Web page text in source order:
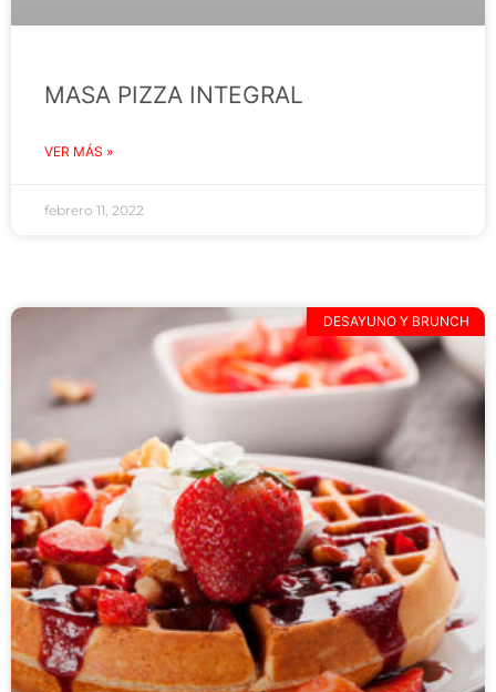
MASA PIZZA INTEGRAL
VER MÁS »
febrero 11, 2022
DESAYUNO Y BRUNCH